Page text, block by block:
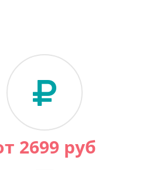
2699 руб